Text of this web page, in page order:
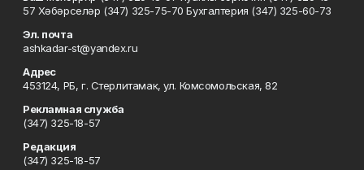
57 Хәбәрселәр (347) 325-75-70 Бухгалтерия (347) 325-60-73
Эл. почта
ashkadar-st@yandex.ru
Адрес
453124, РБ, г. Стерлитамак, ул. Комсомольская, 82
Рекламная служба
(347) 325-18-57
Редакция
(347) 325-18-57